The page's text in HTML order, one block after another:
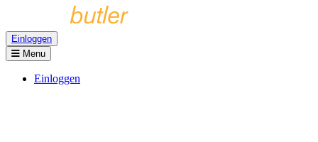
Einloggen
Menu
Einloggen